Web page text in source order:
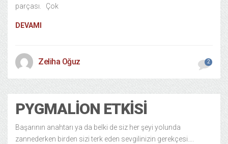
parçası. Çok
DEVAMI
Zeliha Oğuz 2
PYGMALION ETKISI
Başarının anahtarı ya da belki de siz her şeyi yolunda
zannederken birden sizi terk eden sevgilinizin gerekçesi….